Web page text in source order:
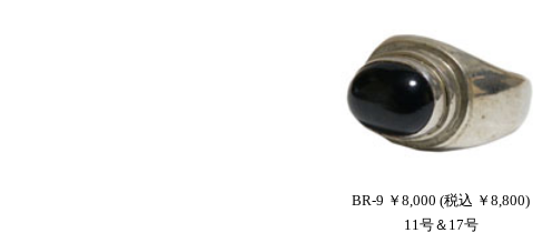
BR-9 ￥8,000 (税込 ￥8,800)
11号＆17号